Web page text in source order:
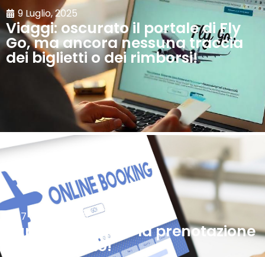
9 Luglio, 2025
Viaggi: oscurato il portale di Fly
Go, ma ancora nessuna traccia
dei biglietti o dei rimborsi!
17 Giugno, 2025
Turismo: quando la prenotazione
prende il volo!